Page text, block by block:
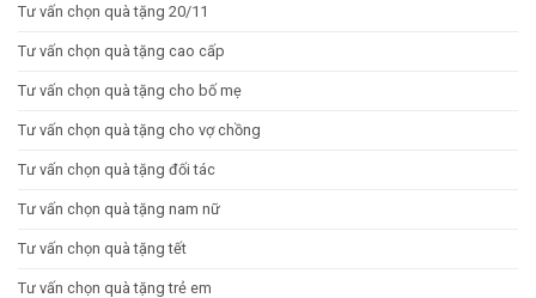
Tư vấn chọn quà tặng 20/11
Tư vấn chọn quà tặng cao cấp
Tư vấn chọn quà tặng cho bố mẹ
Tư vấn chọn quà tặng cho vợ chồng
Tư vấn chọn quà tặng đối tác
Tư vấn chọn quà tặng nam nữ
Tư vấn chọn quà tặng tết
Tư vấn chọn quà tặng trẻ em